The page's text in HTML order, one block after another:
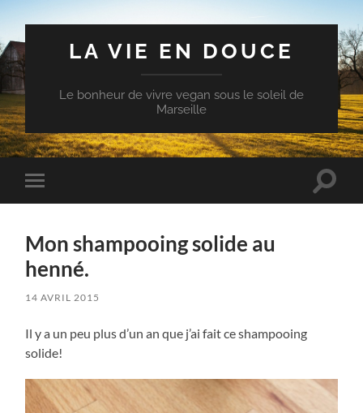
LA VIE EN DOUCE
Le bonheur de vivre vegan sous le soleil de
Marseille
Toggle
mobile
Toggle
Mon shampooing solide au
henné.
14 AVRIL 2015
Il y a un peu plus d’un an que j’ai fait ce shampooing
solide!